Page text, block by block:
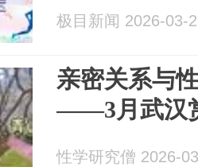
极目新闻 2026-03-
亲密关系与
——3月武汉
性学研究僧 2026-